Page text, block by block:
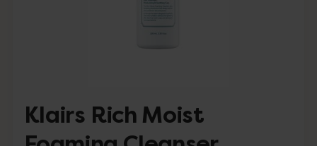
Klairs Rich Moist